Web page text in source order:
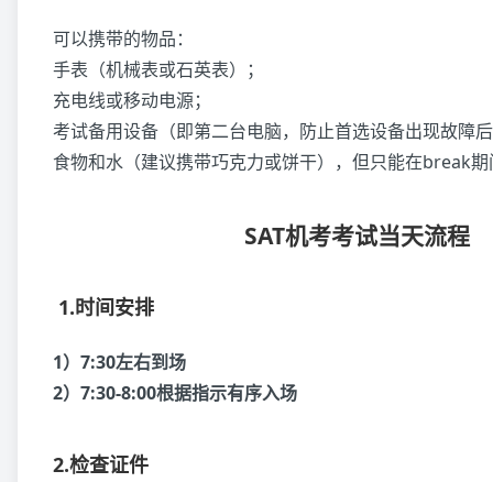
可以携带的物品：
手表（机械表或石英表）；
充电线或移动电源；
考试备用设备（即第二台电脑，防止首选设备出现故障
食物和水（建议携带巧克力或饼干），但只能在break
SAT机考考试当天流程
1.时间安排
1）7:30左右到场
2）7:30-8:00根据指示有序入场
2.检查证件